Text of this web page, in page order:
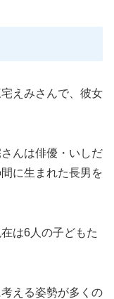
えみさんで、彼女
んは俳優・いしだ
に生まれた長男を
は6人の子どもた
える姿勢が多くの